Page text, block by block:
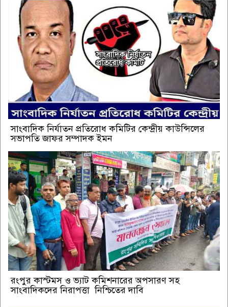
সাংবাদিক নির্যাতন প্রতিরোধ কমিটির কেন্দ্রীয় কাউন্সিলের
সভাপতি জাফর সম্পাদক ইমন
রংপুর কাস্টমস ও ভ্যাট কমিশনারের অপসারণ সহ
সাংবাদিকদের নিরাপত্তা নিশ্চিতের দাবি